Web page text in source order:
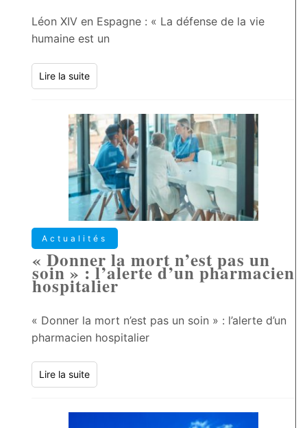
Léon XIV en Espagne : « La défense de la vie
humaine est un
Lire la suite
Actualités
« Donner la mort n’est pas un
soin » : l’alerte d’un pharmacien
hospitalier
« Donner la mort n’est pas un soin » : l’alerte d’un
pharmacien hospitalier
Lire la suite